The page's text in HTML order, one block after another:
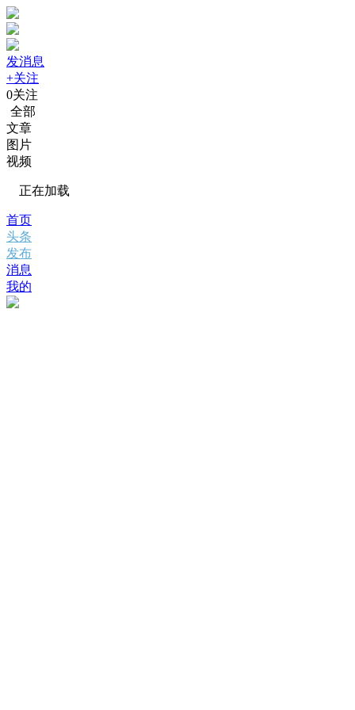
发消息
+关注
0关注
全部
文章
图片
视频
正在加载
首页
头条
发布
消息
我的